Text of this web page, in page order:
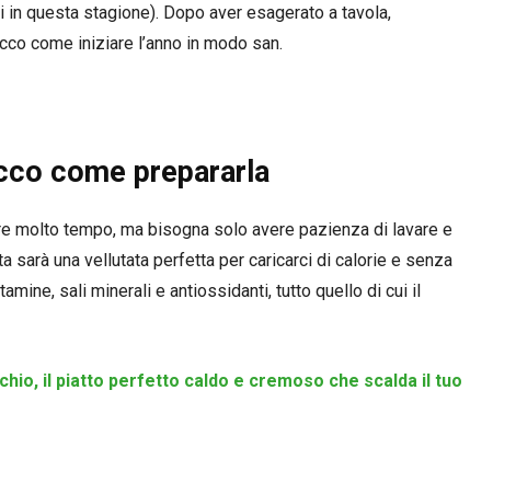
questa stagione). Dopo aver esagerato a tavola,
come iniziare l’anno in modo san.
come prepararla
molto tempo, ma bisogna solo avere pazienza di lavare e
sarà una vellutata perfetta per caricarci di calorie e senza
sali minerali e antiossidanti, tutto quello di cui il
il piatto perfetto caldo e cremoso che scalda il tuo